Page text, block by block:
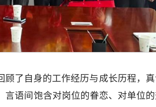
了自身的工作经历与成长历程，
语间饱含对岗位的眷恋、对单位